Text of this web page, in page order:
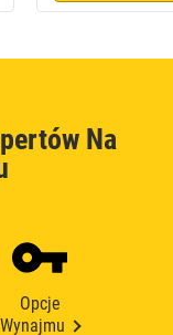
Na
Opcje
Wynajmu